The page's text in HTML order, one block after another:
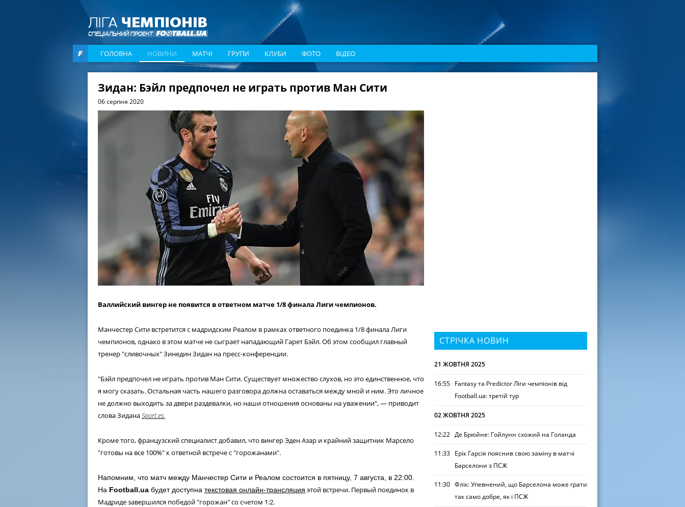
ГОЛОВНА НОВИНИ МАТЧІ ГРУПИ КЛУБИ ФОТО ВІДЕО
Зидан: Бэйл предпочел не играть против Ман Сити
06 серпня 2020
Валлийский вингер не появится в ответном матче 1/8 финала Лиги чемпионов.
Манчестер Сити встретится с мадридским Реалом в рамках ответного поединка 1/8 финала Лиги
чемпионов, однако в этом матче не сыграет нападающий Гарет Бэйл. Об этом сообщил главный
тренер "сливочных" Зинедин Зидан на пресс-конференции.
"Бэйл предпочел не играть против Ман Сити. Существует множество слухов, но это единственное, что
я могу сказать. Остальная часть нашего разговора должна оставаться между мной и ним. Это личное
не должно выходить за двери раздевалки, но наши отношения основаны на уважении", — приводит
слова ЗиданаSport.es.
Кроме того, французский специалист добавил, что вингер Эден Азар и крайний защитник Марсело
"готовы на все 100%" к ответной встрече с "горожанами".
Напомним, что матч между Манчестер Сити и Реалом состоится в пятницу, 7 августа, в 22:00.
На Football.ua будет доступна текстовая онлайн-трансляция этой встречи. Первый поединок в
Мадриде завершился победой "горожан" со счетом 1:2.
СТРІЧКА НОВИН
21 ЖОВТНЯ 2025
16:55 Fantasy та Predictor Ліги чемпіонів від
Football.ua: третій тур
02 ЖОВТНЯ 2025
12:22 Де Брюйне: Гойлунн схожий на Голанда
11:33 Ерік Гарсія пояснив свою заміну в матчі
Барселони з ПСЖ
11:30 Флік: Упевнений, що Барселона може грати
так само добре, як і ПСЖ